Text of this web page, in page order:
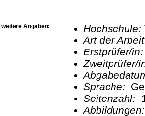
weitere Angaben: Hochschule:
Art der
Erstprüfer/
Sprache:
Seitenzahl: